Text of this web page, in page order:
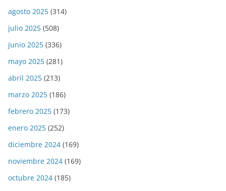
agosto 2025 (314)
julio 2025 (508)
junio 2025 (336)
mayo 2025 (281)
abril 2025 (213)
marzo 2025 (186)
febrero 2025 (173)
enero 2025 (252)
diciembre 2024 (169)
noviembre 2024 (169)
octubre 2024 (185)